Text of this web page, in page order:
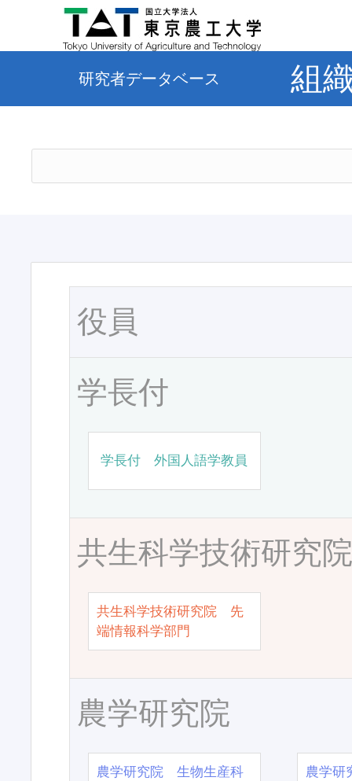
研究者データベース 組
役員
学長付
学長付 外国人語学教員
共生科学技術研究
共生科学技術研究院 先
端情報科学部門
農学研究院
農学研究院 生物生産科
農学